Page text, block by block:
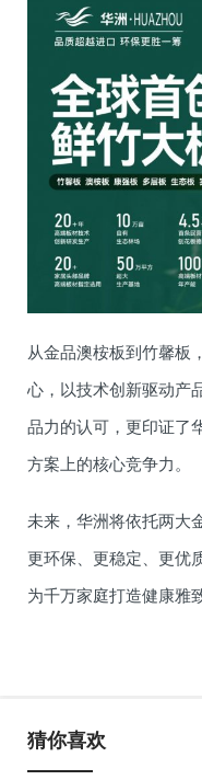
从金品澳桉板到竹馨板
心，以技术创新驱动产
品力的认可，更印证了
方案上的核心竞争力。
未来，华洲将依托两大
更环保、更稳定、更优
为千万家庭打造健康雅
猜你喜欢